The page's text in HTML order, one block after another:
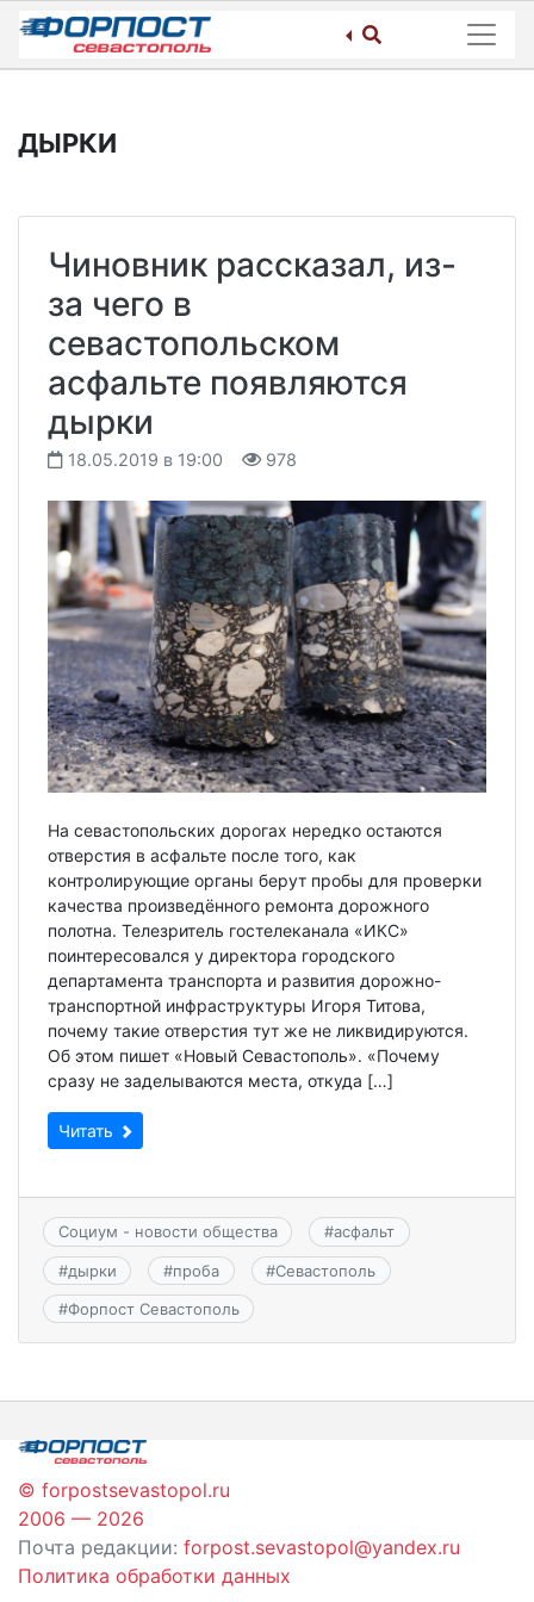
Skip
content
ДЫРКИ
Чиновник рассказал, из-
за чего в
севастопольском
асфальте появляются
дырки
18.05.2019 в 19:00 978
На севастопольских дорогах нередко остаются
отверстия в асфальте после того, как
контролирующие органы берут пробы для проверки
качества произведённого ремонта дорожного
полотна. Телезритель гостелеканала «ИКС»
поинтересовался у директора городского
департамента транспорта и развития дорожно-
транспортной инфраструктуры Игоря Титова,
почему такие отверстия тут же не ликвидируются.
Об этом пишет «Новый Севастополь». «Почему
сразу не заделываются места, откуда […]
Читать
Социум - новости общества #асфальт
#дырки #проба #Севастополь
#Форпост Севастополь
© forpostsevastopol.ru
2006 — 2026
Почта редакции: forpost.sevastopol@yandex.ru
Политика обработки данных